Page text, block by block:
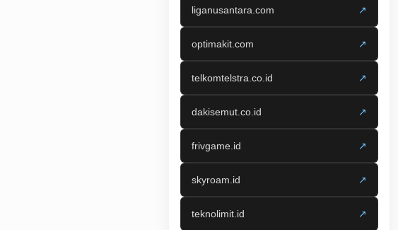
liganusantara.com ↗
optimakit.com ↗
telkomtelstra.co.id ↗
dakisemut.co.id ↗
frivgame.id ↗
skyroam.id ↗
teknolimit.id ↗